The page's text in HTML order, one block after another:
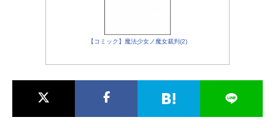
【コミック】魔法少女ノ魔女裁判(2)